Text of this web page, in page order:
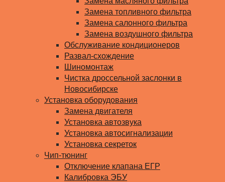
Замена топливного фильтра
Замена салонного фильтра
Замена воздушного фильтра
Обслуживание кондиционеров
Развал-схождение
Шиномонтаж
Чистка дроссельной заслонки в
Новосибирске
Установка оборудования
Замена двигателя
Установка автозвука
Установка автосигнализации
Установка секреток
Чип-тюнинг
Отключение клапана ЕГР
Калибровка ЭБУ